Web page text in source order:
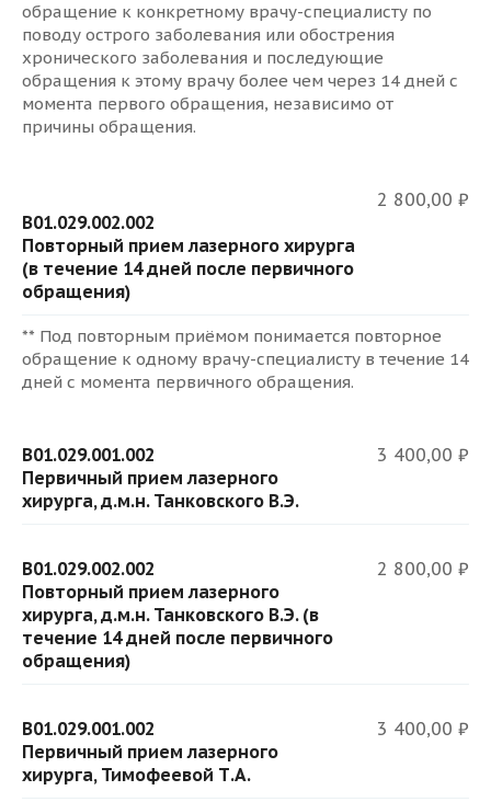
обращение к конкретному врачу-специалисту по
поводу острого заболевания или обострения
хронического заболевания и последующие
обращения к этому врачу более чем через 14 дней с
момента первого обращения, независимо от
причины обращения.
B01.029.002.002
Повторный прием лазерного хирурга
(в течение 14 дней после первичного
обращения)
2 800,00 ₽
** Под повторным приёмом понимается повторное
обращение к одному врачу-специалисту в течение 14
дней с момента первичного обращения.
B01.029.001.002
Первичный прием лазерного
хирурга, д.м.н. Танковского В.Э.
3 400,00 ₽
B01.029.002.002
Повторный прием лазерного
хирурга, д.м.н. Танковского В.Э. (в
течение 14 дней после первичного
обращения)
2 800,00 ₽
B01.029.001.002
Первичный прием лазерного
хирурга, Тимофеевой Т.А.
3 400,00 ₽